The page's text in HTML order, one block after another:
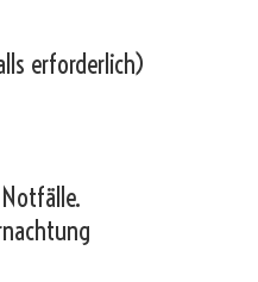
erforderlich)